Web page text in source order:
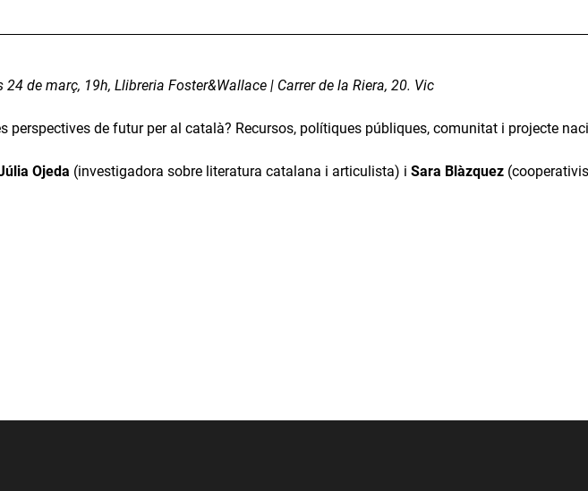
24 de març, 19h, Llibreria Foster&Wallace | Carrer de la Riera, 20. Vic
perspectives de futur per al català? Recursos, polítiques públiques, comunitat i projecte
Ojeda (investigadora sobre literatura catalana i articulista) i Sara Blàzquez